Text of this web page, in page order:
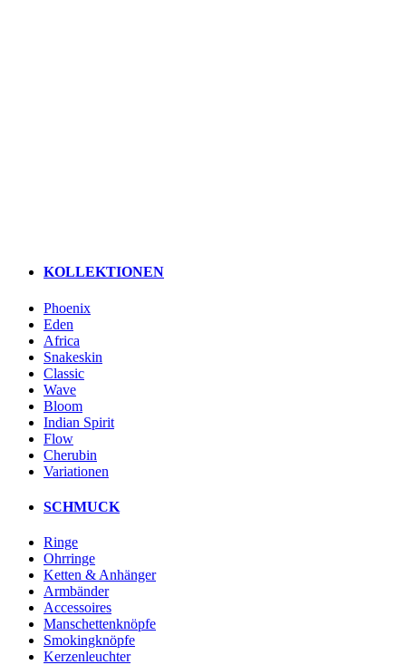
KOLLEKTIONEN
Phoenix
Eden
Africa
Snakeskin
Classic
Wave
Bloom
Indian Spirit
Flow
Cherubin
Variationen
SCHMUCK
Ringe
Ohrringe
Ketten & Anhänger
Armbänder
Accessoires
Manschettenknöpfe
Smokingknöpfe
Kerzenleuchter